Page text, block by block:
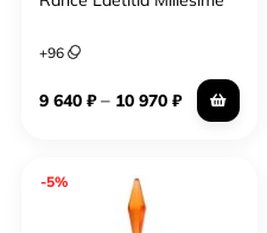
+96
9 640 ₽– 10 970 ₽
-5%